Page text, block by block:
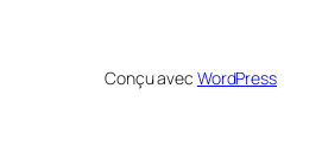
Conçu avec WordPress